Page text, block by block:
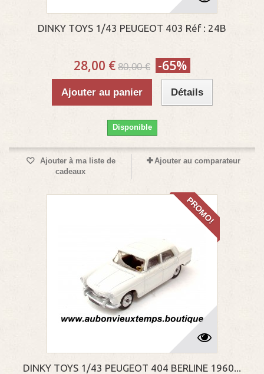
DINKY TOYS 1/43 PEUGEOT 403 Réf : 24B
28,00 € 80,00 € -65%
Ajouter au panier Détails
Disponible
Ajouter à ma liste de
cadeaux
Ajouter au comparateur
PROMO!
DINKY TOYS 1/43 PEUGEOT 404 BERLINE 1960...